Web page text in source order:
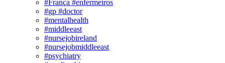
#França #enfermeiros
#gp #doctor
#mentalhealth
#middleeast
#nursejobireland
#nursejobmiddleeast
#psychiatry